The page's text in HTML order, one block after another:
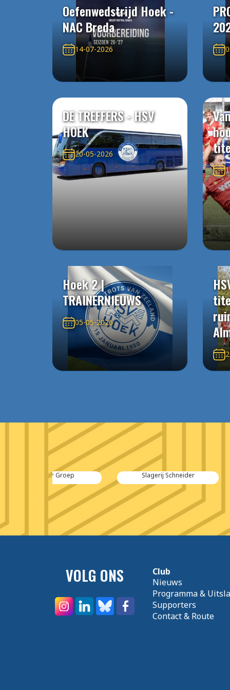
Oefenwedstrijd Hoek -
NAC Breda
14-07-2026
DE TREFFERS - HSV
HOEK
20-05-2026
Hoek 2 |
TRAINERNIEUWS
05-05-2026
Slagerij Schneider Dieleman
VOLG ONS
Club
Nieuws
Programma &
Supporters
Contact & Route